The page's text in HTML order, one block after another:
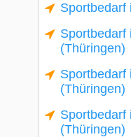
Sportbedarf
Sportbedarf
(Thüringen)
Sportbedarf
(Thüringen)
Sportbedarf
(Thüringen)